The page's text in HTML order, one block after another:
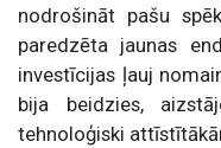
nodrošināt pašu
paredzēta jaunas
investīcijas ļauj
bija beidzies,
tehnoloģiski